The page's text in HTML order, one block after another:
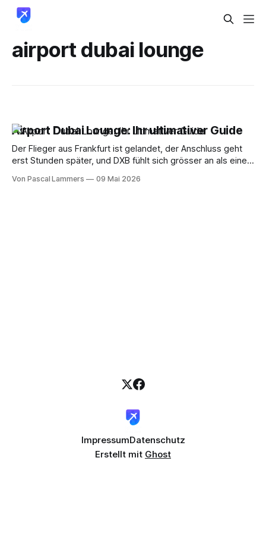
airport dubai lounge
Airport Dubai Lounge: Ihr ultimativer Guide
Der Flieger aus Frankfurt ist gelandet, der Anschluss geht
erst Stunden später, und DXB fühlt sich grösser an als eine
Warten von smartem Reisen. Wer jetzt planlos durch den
Von Pascal Lammers 09 Mai 2026
ImpressumDatenschutz
Erstellt mit Ghost